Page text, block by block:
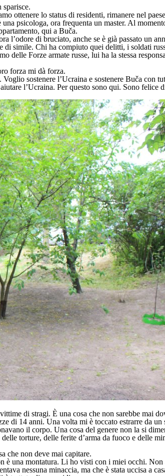
ottenere lo status di residenti, rimanere nel
psicologa, ora frequenta un master. Al
qui a Buča.
l’odore di bruciato, anche se è già passato un
simile. Chi ha compiuto quei delitti, i soldati
delle Forze armate russe, lui ha la stessa
forza mi dà forza.
sostenere l’Ucraina e sostenere Buča con
l’Ucraina. Per questo sono qui. Sono felice
di stragi. È una cosa che non sarebbe mai
di 14 anni. Una volta mi è toccato estrarre da
il corpo. Una cosa del genere non la si
torture, delle ferite d’arma da fuoco e delle
che non deve mai capitare.
una montatura. Li ho visti con i miei occhi.
nessuna minaccia, ma che è stata uccisa a